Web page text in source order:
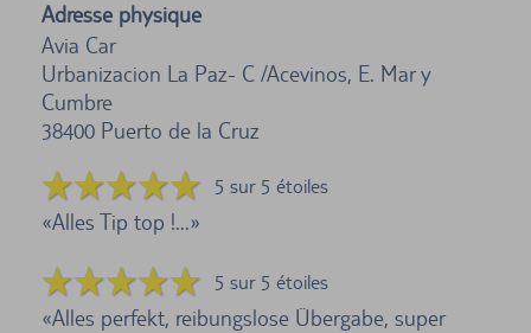
Adresse physique
Avia Car
Urbanizacion La Paz- C /Acevinos, E. Mar y
Cumbre
38400 Puerto de la Cruz
5 sur 5 étoiles
Alles Tip top !...
5 sur 5 étoiles
Alles perfekt, reibungslose Übergabe, super